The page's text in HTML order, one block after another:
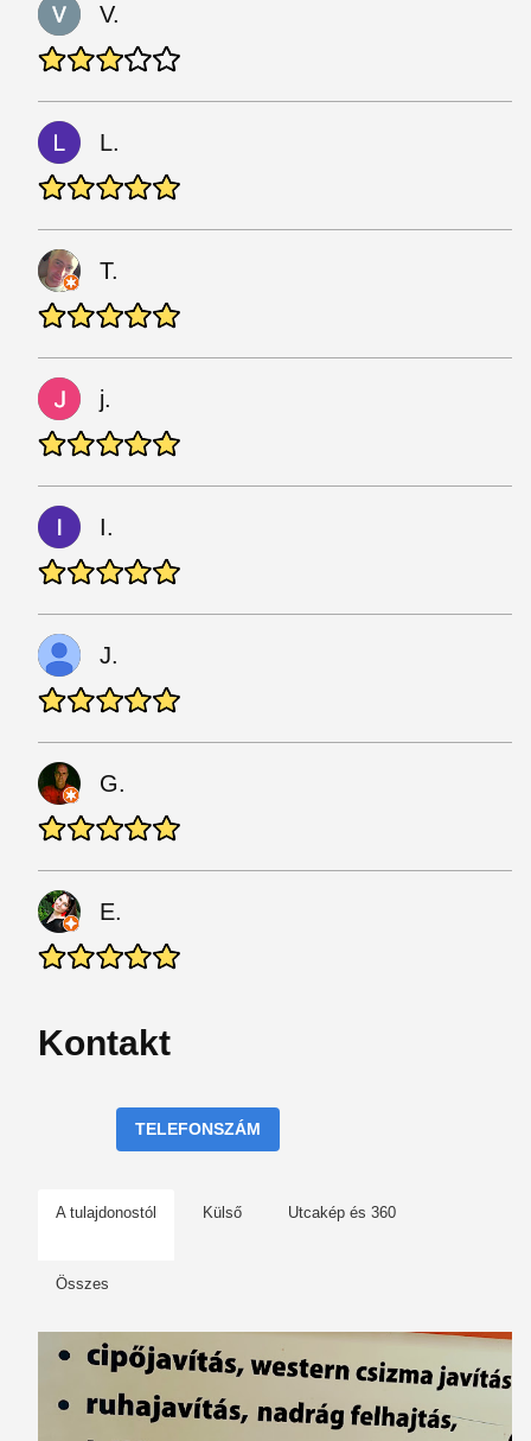
V.
L.
T.
j.
I.
J.
G.
E.
Kontakt
TELEFONSZÁM
A tulajdonostól Külső Utcakép és 360
Összes